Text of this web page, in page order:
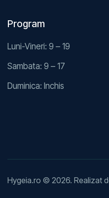
Program
Luni-Vineri: 9 – 19
Sambata: 9 – 17
Duminica: Inchis
Hygeia.ro © 2026. Realizat